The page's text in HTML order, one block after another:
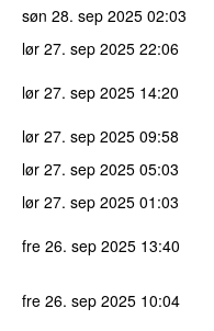
søn 28. sep 2025 02:03
lør 27. sep 2025 22:06
lør 27. sep 2025 14:20
lør 27. sep 2025 09:58
lør 27. sep 2025 05:03
lør 27. sep 2025 01:03
fre 26. sep 2025 13:40
fre 26. sep 2025 10:04